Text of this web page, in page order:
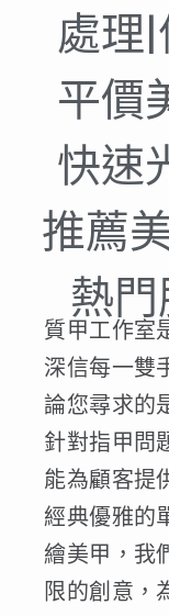
處理
平價
快速
推薦
熱
質甲工作室
深信每一雙
論您尋求的
針對指甲問
能為顧客提
經典優雅的
繪美甲，我
限的創意，